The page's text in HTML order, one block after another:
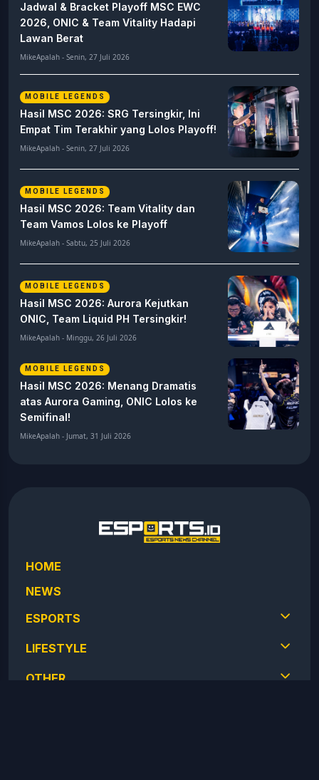
Jadwal & Bracket Playoff MSC EWC
2026, ONIC & Team Vitality Hadapi
Lawan Berat
MikeApalah - Senin, 27 Juli 2026
MOBILE LEGENDS
Hasil MSC 2026: SRG Tersingkir, Ini
Empat Tim Terakhir yang Lolos Playoff!
MikeApalah - Senin, 27 Juli 2026
MOBILE LEGENDS
Hasil MSC 2026: Team Vitality dan
Team Vamos Lolos ke Playoff
MikeApalah - Sabtu, 25 Juli 2026
MOBILE LEGENDS
Hasil MSC 2026: Aurora Kejutkan
ONIC, Team Liquid PH Tersingkir!
MikeApalah - Minggu, 26 Juli 2026
MOBILE LEGENDS
Hasil MSC 2026: Menang Dramatis
atas Aurora Gaming, ONIC Lolos ke
Semifinal!
MikeApalah - Jumat, 31 Juli 2026
HOME
NEWS
ESPORTS
LIFESTYLE
OTHER